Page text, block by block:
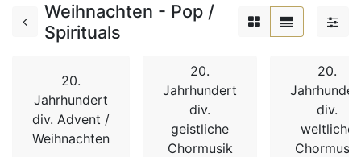
Weihnachten - Pop /
Spirituals
20.
Jahrhundert
div. Advent /
Weihnachten
20.
Jahrhundert
div.
geistliche
Chormusik
20.
div.
weltliche
Chormusik